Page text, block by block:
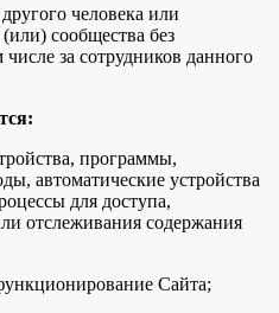
человека или
сообщества без
за сотрудников данного
программы,
автоматические устройства
для доступа,
отслеживания содержания
Сайта;